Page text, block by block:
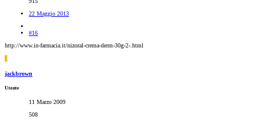
22 Maggio 2013
#16
http://www.in-farmacia.it/nizoral-crema-derm-30g-2-.html
J
jackbrown
Utente
11 Marzo 2009
508